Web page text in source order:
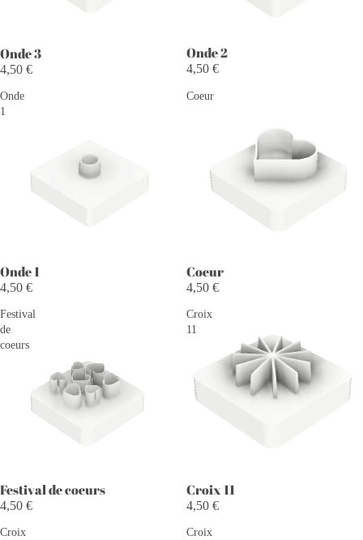
Onde 3
4,50 €
Onde 2
4,50 €
Onde
1
Onde 1
4,50 €
Coeur
Coeur
4,50 €
Festival
de
coeurs
Festival de coeurs
4,50 €
Croix
11
Croix 11
4,50 €
Croix
Croix